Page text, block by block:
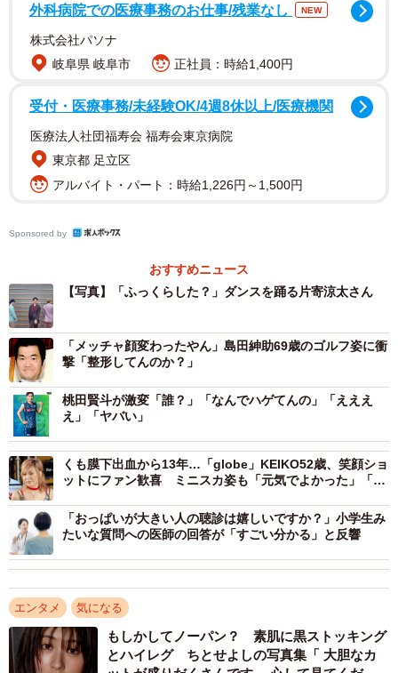
（フジテレビ）で俳優デビューを果たした。出演作品には
19年「3年A組 ―今から皆さんは、人質です―」（日本テレ
ビ）や20年「病室で念仏を唱えないでください」（TBS）
外科病院での医療事務のお仕事/残業なし NEW
株式会社パソナ
岐阜県 岐阜市
正社員：時給1,400円
受付・医療事務/未経験OK/4週8休以上/医療機関
医療法人社団福寿会 福寿会東京病院
東京都 足立区
アルバイト・パート：時給1,226円～1,500円
Sponsored by
おすすめニュース
【写真】「ふっくらした？」ダンスを踊る片寄涼太さん
「メッチャ顔変わったやん」島田紳助69歳のゴルフ姿に衝
撃「整形してんのか？」
桃田賢斗が激変「誰？」「なんでハゲてんの」「えええ
え」「ヤバい」
くも膜下出血から13年…「globe」KEIKO52歳、笑顔ショ
ットにファン歓喜 ミニスカ姿も「元気でよかった」「変
「おっぱいが大きい人の聴診は嬉しいですか？」小学生み
たいな質問への医師の回答が「すごい分かる」と反響
エンタメ 気になる
もしかしてノーパン？ 素肌に黒ストッキング
とハイレグ ちとせよしの写真集「 大胆なカ